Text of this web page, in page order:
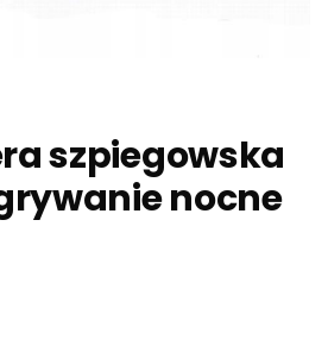
szpiegowska
nocne